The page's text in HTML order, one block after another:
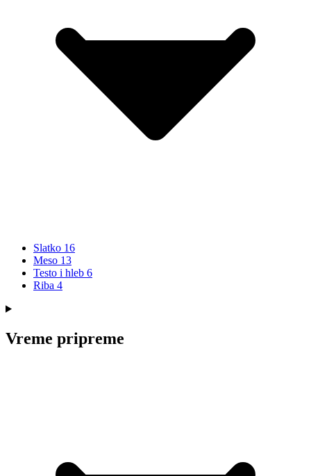
Slatko 16
Meso 13
Testo i hleb 6
Riba 4
Vreme pripreme